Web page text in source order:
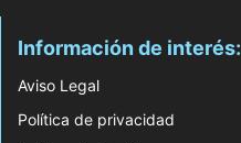
Información de interés:
Aviso Legal
Política de privacidad